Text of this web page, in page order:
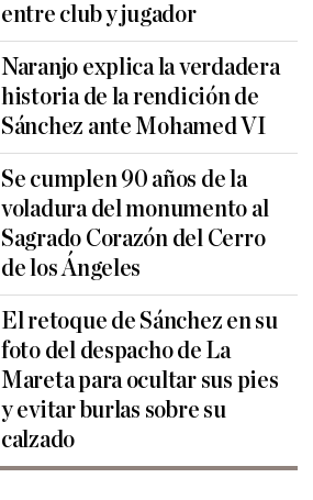
entre club y jugador
Naranjo explica la verdadera
historia de la rendición de
Sánchez ante Mohamed VI
Se cumplen 90 años de la
voladura del monumento al
Sagrado Corazón del Cerro
de los Ángeles
El retoque de Sánchez en su
foto del despacho de La
Mareta para ocultar sus pies
y evitar burlas sobre su
calzado